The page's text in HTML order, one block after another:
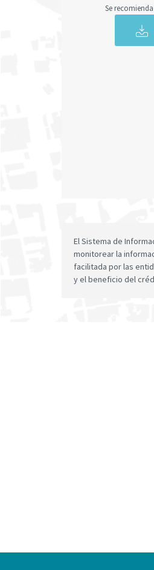
Se recomienda
El Sistema de
monitorear la
facilitada por las
y el beneficio del